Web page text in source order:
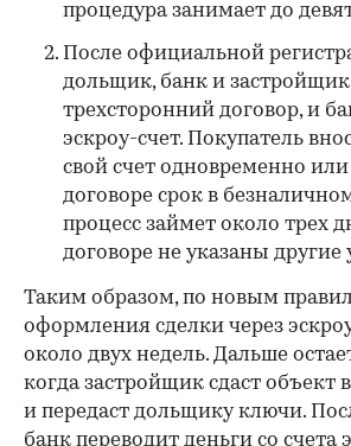
процедура занимает до
После официальной
дольщик, банк и
трехсторонний договор, и
эскроу-счет. Покупатель
свой счет одновременно
договоре срок в
процесс займет около трех
договоре не указаны другие
Таким образом, по новым
оформления сделки через
около двух недель. Дальше
когда застройщик сдаст объект
и передаст дольщику ключи.
банк переводит деньги со счета